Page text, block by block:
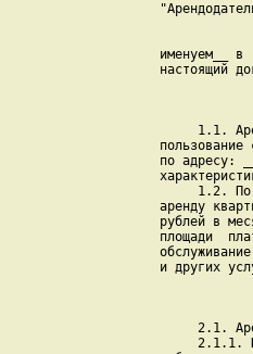
именуем__ в
настоящий
1.1.
пользование
по адресу:
1.2.
аренду
рублей в
площади
и других
2.1.
2.1.1.